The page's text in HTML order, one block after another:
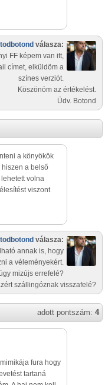
válasza:
FF képem van itt,
címet, elküldöm a
színes verziót.
Köszönöm az értékelést.
Üdv. Botond
a könyökök
hiszen a belső
volna
viszont
válasza:
annak is, hogy
a véleményekért.
mizújs errefelé?
szállingóznak visszafelé?
adott pontszám: 4
fura hogy
tartaná